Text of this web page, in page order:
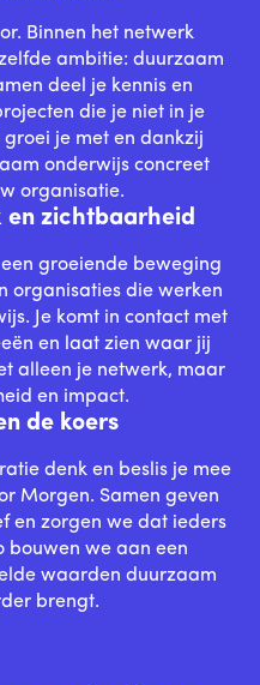
Binnen het netwerk
ambitie: duurzaam
deel je kennis en
die je niet in je
je met en dankzij
onderwijs concreet
organisatie.
en zichtbaarheid
groeiende beweging
organisaties die werken
Je komt in contact met
en laat zien waar jij
alleen je netwerk, maar
en impact.
de koers
denk en beslis je mee
Morgen. Samen geven
en zorgen we dat ieders
bouwen we aan een
waarden duurzaam
brengt.